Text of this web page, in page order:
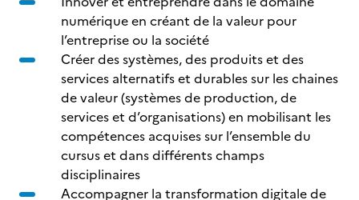
numérique en créant de la valeur pour
l’entreprise ou la société
Créer des systèmes, des produits et des
services alternatifs et durables sur les chaines
de valeur (systèmes de production, de
services et d’organisations) en mobilisant les
compétences acquises sur l’ensemble du
cursus et dans différents champs
disciplinaires
Accompagner la transformation digitale de